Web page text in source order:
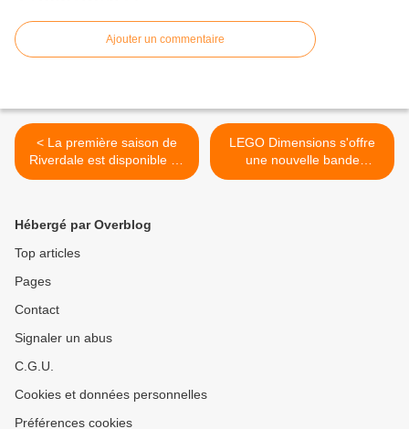
Ajouter un commentaire
< La première saison de
Riverdale est disponible en
DVD à partir du 23 août
LEGO Dimensions s'offre
une nouvelle bande
annonce pour Teen Titans
Hébergé par Overblog
Top articles
Pages
Contact
Signaler un abus
C.G.U.
Cookies et données personnelles
Préférences cookies